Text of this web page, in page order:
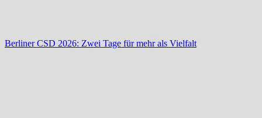
Berliner CSD 2026: Zwei Tage für mehr als Vielfalt